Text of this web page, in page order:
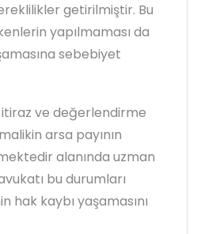
getirilmiştir. Bu
yapılmaması da
sebebiyet
itiraz ve değerlendirme
arsa payının
alanında uzman
bu durumları
hak kaybı yaşamasını